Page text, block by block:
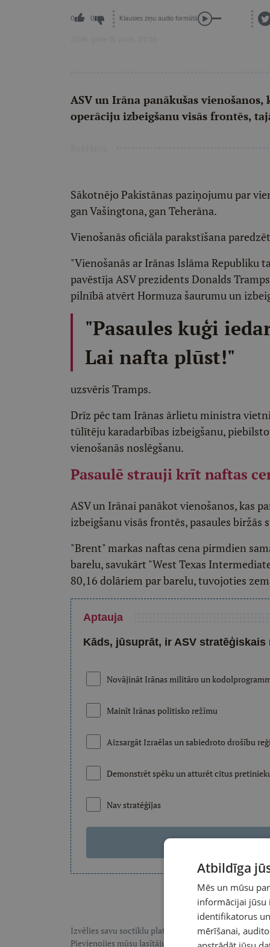
0 0 Klausies ziņu audio formātā
2026. gada 15. jūnijs, 07:36
ASV un Irāna panākušas
operāciju izbeigšanu visās frontēs,
Sākotnējo Pakistānas paziņojumu par
gan Vašingtona, gan Teherāna.
Vienošanās oficiāla parakstīšana
"Vienošanās ar Irānas Islāma Republiku
pavēstīja ASV prezidents Donalds
pilnībā atvērt Hormuza šaurumu un
"Pasaules kuģi
Lai nafta plūst!"
uzsvēris Tramps.
Drīz pēc tam Irānas ārlietu ministra
tūlītēju karadarbības izbeigšanu,
vienošanās noslēgšanu.
Pasaulē strauji krīt naftas
ASV un Irānai panākot vienošanos, kas
izbeigšanu visās frontēs, pasaules biržās
"Brent" markas naftas cena pirmdien
barelu, savukārt "West Texas
80,16 dolāriem par barelu, tuvojoties
Aptauja
Kāds, jūsuprāt, ir ASV stratēģiskais
Novājināt Irānas militāro un
Mainīt Irānas politisko režīmu
Aizsargāt Izraēlas un sabiedroto drošību
Demonstrēt spēku un atturēt citus
Nav stratēģijas
Izvēlies savu soctīklu platformu, lai sekotu LASI.LV:
Pievienojies mūsu lasītāju pulkam, lai saņemtu īpaši
Atbildīga
Mēs un mūsu
informācijai jūsu
identifikatorus
mērīšanai,